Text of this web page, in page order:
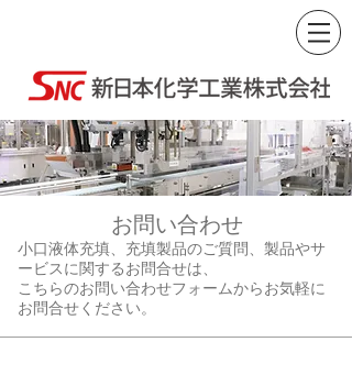
​お問い合わせ
小口液体充填、充填製品のご質問、 製品やサ
ービスに関するお問合せは、
こちらのお問い合わせフォームからお気軽に
お問合せください。